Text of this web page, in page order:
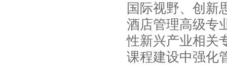
国际视野、创新
酒店管理高级专
性新兴产业相关
课程建设中强化